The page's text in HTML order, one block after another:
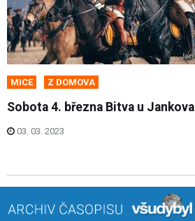
MICE Z DOMOVA
Sobota 4. března Bitva u Jankova
03. 03. 2023